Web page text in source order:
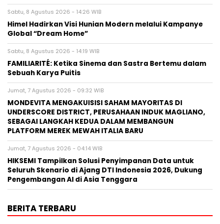
Sabtu, 8 Agustus 2026 - 14:26 WIB
Himel Hadirkan Visi Hunian Modern melalui Kampanye
Global “Dream Home”
Sabtu, 8 Agustus 2026 - 14:19 WIB
FAMILIARITÉ: Ketika Sinema dan Sastra Bertemu dalam
Sebuah Karya Puitis
Jumat, 7 Agustus 2026 - 09:32 WIB
MONDEVITA MENGAKUISISI SAHAM MAYORITAS DI
UNDERSCORE DISTRICT, PERUSAHAAN INDUK MAGLIANO,
SEBAGAI LANGKAH KEDUA DALAM MEMBANGUN
PLATFORM MEREK MEWAH ITALIA BARU
Jumat, 7 Agustus 2026 - 04:14 WIB
HIKSEMI Tampilkan Solusi Penyimpanan Data untuk
Seluruh Skenario di Ajang DTI Indonesia 2026, Dukung
Pengembangan AI di Asia Tenggara
BERITA TERBARU